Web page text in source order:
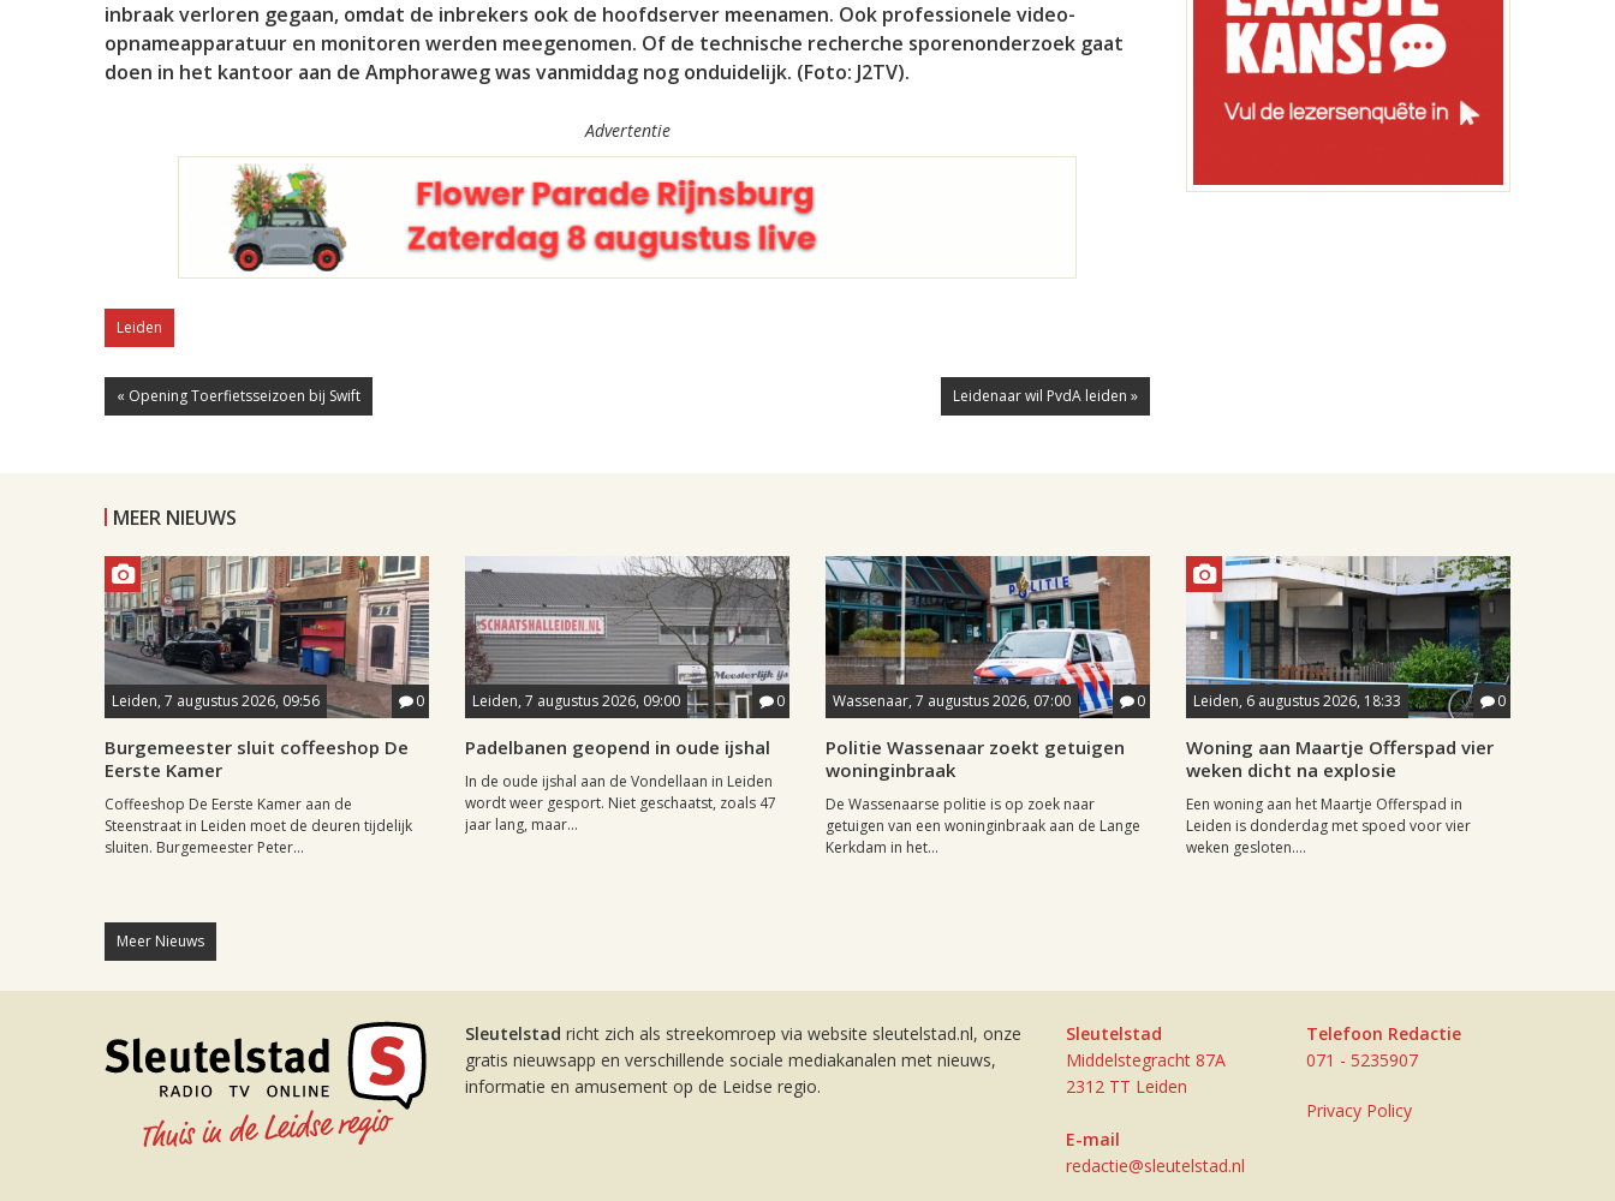
inbraak verloren gegaan, omdat de inbrekers ook de hoofdserver meenamen. Ook professionele video-
opnameapparatuur en monitoren werden meegenomen. Of de technische recherche sporenonderzoek gaat
doen in het kantoor aan de Amphoraweg was vanmiddag nog onduidelijk. (Foto: J2TV).
Advertentie
Leiden
« Opening Toerfietsseizoen bij Swift Leidenaar wil PvdA leiden »
MEER NIEUWS
Leiden, 7 augustus 2026, 09:56 0
Burgemeester sluit coffeeshop De
Eerste Kamer
Coffeeshop De Eerste Kamer aan de
Steenstraat in Leiden moet de deuren tijdelijk
sluiten. Burgemeester Peter...
Leiden, 7 augustus 2026, 09:00 0
Padelbanen geopend in oude ijshal
In de oude ijshal aan de Vondellaan in Leiden
wordt weer gesport. Niet geschaatst, zoals 47
jaar lang, maar...
Wassenaar, 7 augustus 2026, 07:00 0
Politie Wassenaar zoekt getuigen
woninginbraak
De Wassenaarse politie is op zoek naar
getuigen van een woninginbraak aan de Lange
Kerkdam in het...
Leiden, 6 augustus 2026, 18:33 0
Woning aan Maartje Offerspad vier
weken dicht na explosie
Een woning aan het Maartje Offerspad in
Leiden is donderdag met spoed voor vier
weken gesloten....
Meer Nieuws
Sleutelstad richt zich als streekomroep via website sleutelstad.nl, onze
gratis nieuwsapp en verschillende sociale mediakanalen met nieuws,
informatie en amusement op de Leidse regio.
Sleutelstad
Middelstegracht 87A
2312 TT Leiden
E-mail
redactie@sleutelstad.nl
Telefoon Redactie
071 - 5235907
Privacy Policy